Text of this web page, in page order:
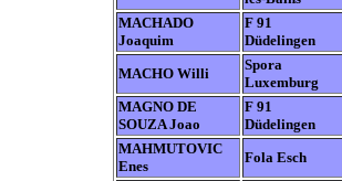
MACHADO
Joaquim
F 91
Düdelingen
MACHO Willi
Spora
Luxemburg
MAGNO DE
SOUZA Joao
F 91
Düdelingen
MAHMUTOVIC
Enes
Fola Esch